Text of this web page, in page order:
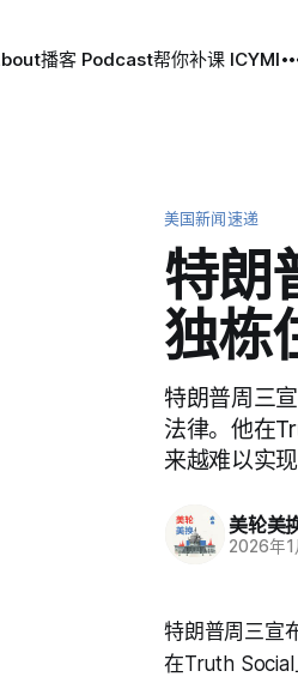
播客 Podcast帮你补课 ICYMI
美国新闻速递
特朗
独栋
特朗普周三
法律。他在
来越难以实
美轮美
2026年1
特朗普周三宣
在Truth